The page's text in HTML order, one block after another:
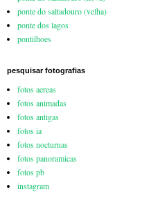
ponte do saltadouro (velha)
ponte dos lagos
pontilhoes
pesquisar fotografias
fotos aereas
fotos animadas
fotos antigas
fotos ia
fotos nocturnas
fotos panoramicas
fotos pb
instagram